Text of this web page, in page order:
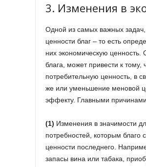
3. Изменения в
Одной из самых важных
ценности благ – то есть
них экономическую
блага, может привести к
потребительную ценность, в
же или уменьшение меновой
эффекту. Главными
(1) Изменения в значимости
потребностей, которым благо
ценности последнего.
запасы вина или табака,